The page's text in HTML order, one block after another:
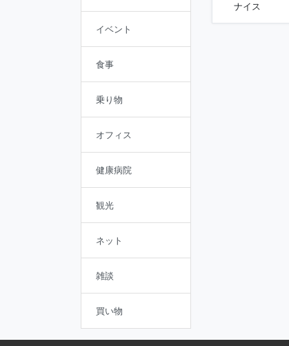
イベント
食事
乗り物
オフィス
健康病院
観光
ネット
雑談
買い物
ナイス